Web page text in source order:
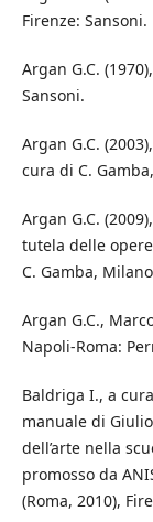
Firenze: Sansoni.
Argan G.C.
Sansoni.
Argan G.C.
cura di C.
Argan G.C.
tutela delle
C. Gamba,
Argan G.C.,
Napoli-Roma:
Baldriga I., a
manuale di
dell’arte nella
promosso da
(Roma, 2010),